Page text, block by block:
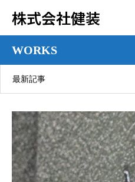
株式会社健装
WORKS
最新記事